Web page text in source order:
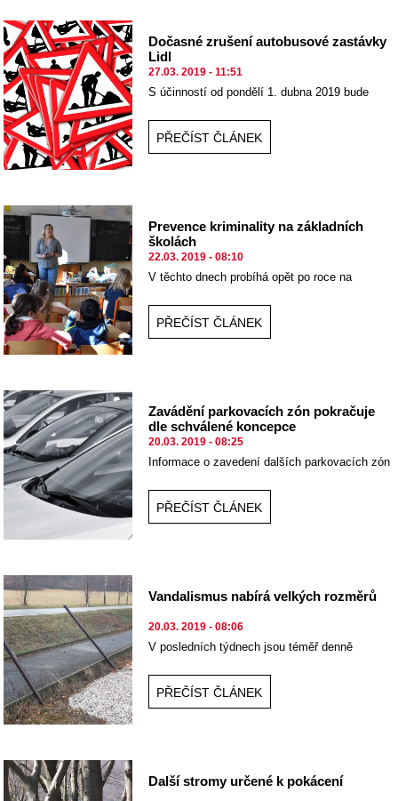
Dočasné zrušení autobusové zastávky
Lidl
27.03. 2019 - 11:51
S účinností od pondělí 1. dubna 2019 bude
Lidl.
PŘEČÍST ČLÁNEK
Prevence kriminality na základních
školách
22.03. 2019 - 08:10
V těchto dnech probíhá opět po roce na
prevence kriminality.
PŘEČÍST ČLÁNEK
Zavádění parkovacích zón pokračuje
dle schválené koncepce
20.03. 2019 - 08:25
Informace o zavedení dalších parkovacích zón
PŘEČÍST ČLÁNEK
Vandalismus nabírá velkých rozměrů
20.03. 2019 - 08:06
V posledních týdnech jsou téměř denně
rybníka, kde se škody pohybují v desítkách
tisíc.
PŘEČÍST ČLÁNEK
Další stromy určené k pokácení